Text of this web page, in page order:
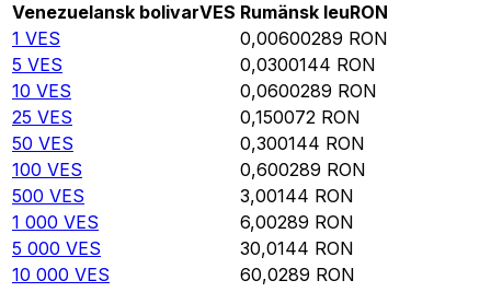
Venezuelansk bolivarVES Rumänsk leuRON
1 VES 0,00600289 RON
5 VES 0,0300144 RON
10 VES 0,0600289 RON
25 VES 0,150072 RON
50 VES 0,300144 RON
100 VES 0,600289 RON
500 VES 3,00144 RON
1 000 VES 6,00289 RON
5 000 VES 30,0144 RON
10 000 VES 60,0289 RON